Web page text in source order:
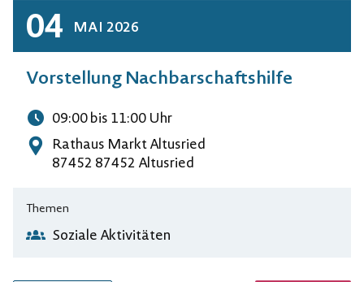
Vorstellung Nachbarschaftshilfe
04 MAI 2026
Uhrzeit
09:00bis 11:00 Uhr
Adresse
Rathaus Markt Altusried
87452 87452 Altusried
Themen
Soziale Aktivitäten